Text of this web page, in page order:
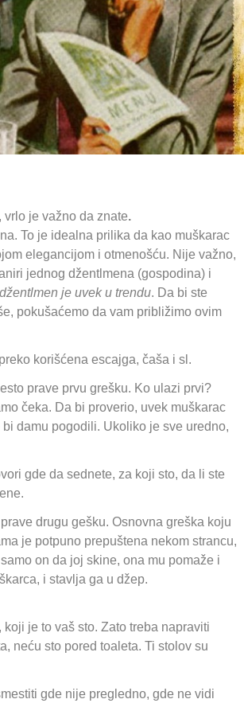
je važno da znate.
To je idealna prilika da kao muškarac
elegancijom i otmenošću. Nije važno,
jednog džentlmena (gospodina) i
je uvek u trendu. Da bi ste
pokušaćemo da vam približimo ovim
korišćena escajga, čaša i sl.
prave prvu grešku. Ko ulazi prvi?
čeka. Da bi proverio, uvek muškarac
damu pogodili. Ukoliko je sve uredno,
gde da sednete, za koji sto, da li ste
drugu gešku. Osnovna greška koju
je potpuno prepuštena nekom strancu,
on da joj skine, ona mu pomaže i
i stavlja ga u džep.
je to vaš sto. Zato treba napraviti
neću sto pored toaleta. Ti stolov su
gde nije pregledno, gde ne vidi